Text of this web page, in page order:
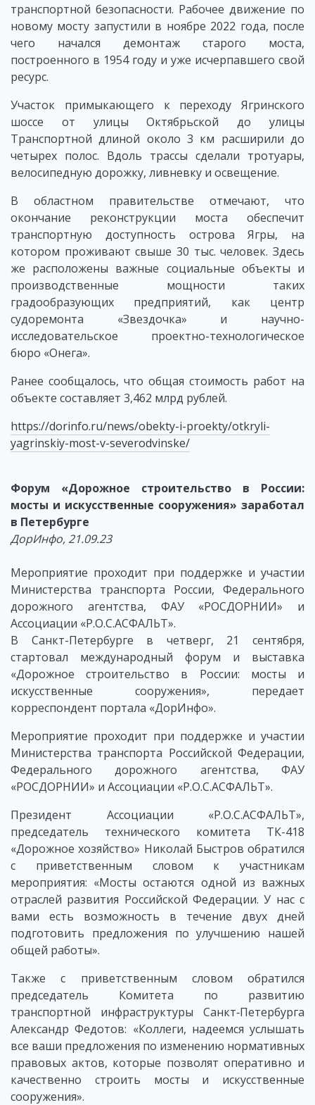
транспортной безопасности. Рабочее движение по
новому мосту запустили в ноябре 2022 года, после
чего начался демонтаж старого моста,
построенного в 1954 году и уже исчерпавшего свой
ресурс.
Участок примыкающего к переходу Ягринского
шоссе от улицы Октябрьской до улицы
Транспортной длиной около 3 км расширили до
четырех полос. Вдоль трассы сделали тротуары,
велосипедную дорожку, ливневку и освещение.
В областном правительстве отмечают, что
окончание реконструкции моста обеспечит
транспортную доступность острова Ягры, на
котором проживают свыше 30 тыс. человек. Здесь
же расположены важные социальные объекты и
производственные мощности таких
градообразующих предприятий, как центр
судоремонта «Звездочка» и научно-
исследовательское проектно-технологическое
бюро «Онега».
Ранее сообщалось, что общая стоимость работ на
объекте составляет 3,462 млрд рублей.
https://dorinfo.ru/news/obekty-i-proekty/otkryli-
yagrinskiy-most-v-severodvinske/
Форум «Дорожное строительство в России:
мосты и искусственные сооружения» заработал
в Петербурге
ДорИнфо, 21.09.23
Мероприятие проходит при поддержке и участии
Министерства транспорта России, Федерального
дорожного агентства, ФАУ «РОСДОРНИИ» и
Ассоциации «Р.О.С.АСФАЛЬТ».
В Санкт-Петербурге в четверг, 21 сентября,
стартовал международный форум и выставка
«Дорожное строительство в России: мосты и
искусственные сооружения», передает
корреспондент портала «ДорИнфо».
Мероприятие проходит при поддержке и участии
Министерства транспорта Российской Федерации,
Федерального дорожного агентства, ФАУ
«РОСДОРНИИ» и Ассоциации «Р.О.С.АСФАЛЬТ».
Президент Ассоциации «Р.О.С.АСФАЛЬТ»,
председатель технического комитета ТК-418
«Дорожное хозяйство» Николай Быстров обратился
с приветственным словом к участникам
мероприятия: «Мосты остаются одной из важных
отраслей развития Российской Федерации. У нас с
вами есть возможность в течение двух дней
подготовить предложения по улучшению нашей
общей работы».
Также с приветственным словом обратился
председатель Комитета по развитию
транспортной инфраструктуры Санкт‑Петербурга
Александр Федотов: «Коллеги, надеемся услышать
все ваши предложения по изменению нормативных
правовых актов, которые позволят оперативно и
качественно строить мосты и искусственные
сооружения».